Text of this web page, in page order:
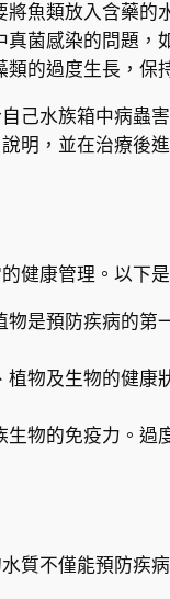
魚類放入含藥的
真菌感染的問題，
的過度生長，保
己水族箱中病蟲
明，並在治療後
健康管理。以下
物是預防疾病的
植物及生物的健
生物的免疫力。
質不僅能預防疾